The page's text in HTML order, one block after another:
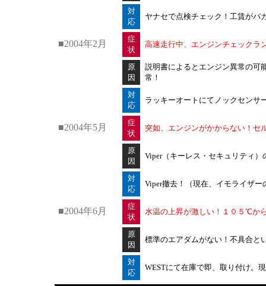
対
応
ヤナセで点検チェック！工賃がバ
■2004年2月
症
状
高速走行中、エンジンチェックラ
原
因
説明書によるとエンジン異常の可
常！
対
応
ラッキーオートにてノックセンサ
■2004年5月
症
状
突如、エンジンがかからない！セ
原
因
Viper（キーレス・セキュリティ
対
応
Viper撤去！（現在、イモライザー
■2004年6月
症
状
水温の上昇が激しい！１０５℃か
原
因
標準のエアダムがない！不具合と
対
応
WESTにて在庫で即、取り付け。